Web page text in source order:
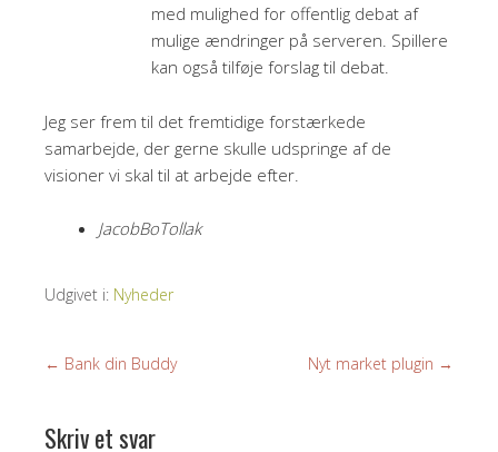
med mulighed for offentlig debat af
mulige ændringer på serveren. Spillere
kan også tilføje forslag til debat.
Jeg ser frem til det fremtidige forstærkede
samarbejde, der gerne skulle udspringe af de
visioner vi skal til at arbejde efter.
JacobBoTollak
Udgivet i: Nyheder
← Bank din Buddy Nyt market plugin →
Skriv et svar